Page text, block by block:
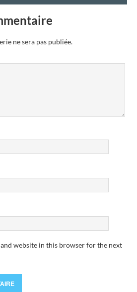
ne sera pas publiée.
and website in this browser for the next